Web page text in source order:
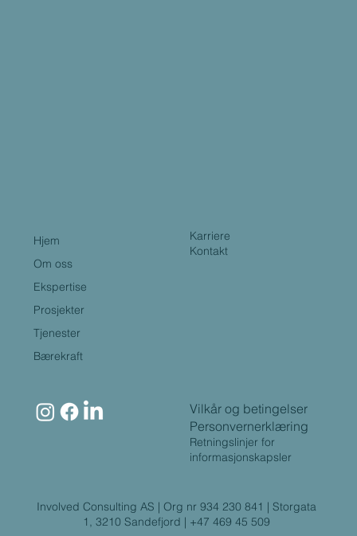
Hjem
Om oss
Ekspertise
Prosjekter
Tjenester
Bærekraft
Karriere
Kontakt
Vilkår og betingelser
Personvernerklæring
Retningslinjer for
informasjonskapsler
Involved Consulting AS | Org nr 934 230 841 | Storgata
1, 3210 Sandefjord | +47 469 45 509